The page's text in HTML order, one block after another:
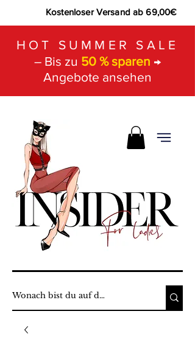
Kostenloser Versand ab 69,00€
HOT SUMMER SALE
– Bis zu 50 % sparen →
Angebote ansehen